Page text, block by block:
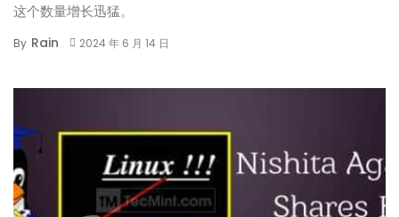
这个数量增长迅猛。
By Rain 2024 年 6 月 14 日